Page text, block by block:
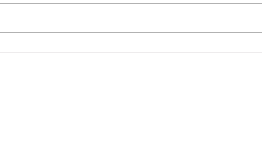
体制が決定致しましたので発表させてい